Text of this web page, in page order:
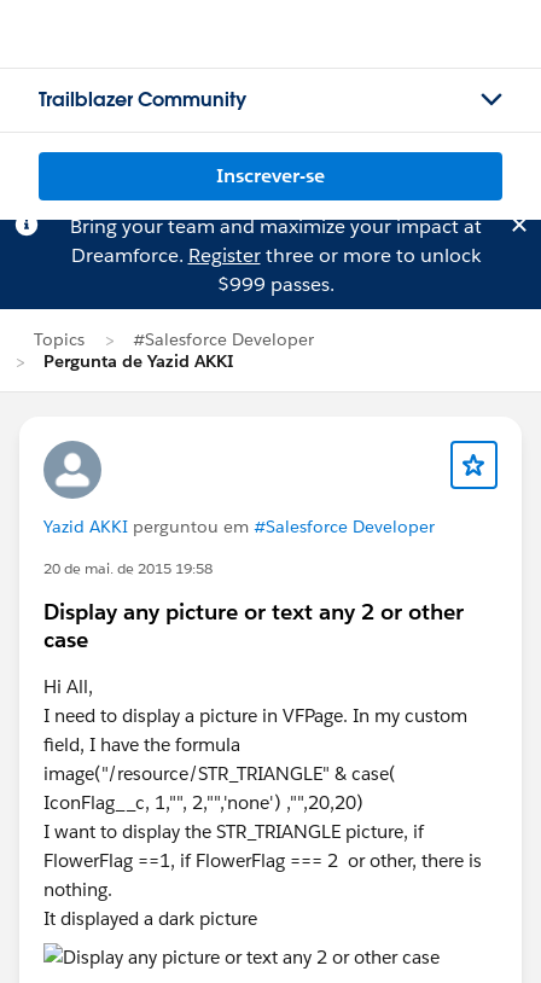
Trailblazer Community
Inscrever-se
Bring your team and maximize your impact at
Dreamforce. Registerthree or more to unlock
$999 passes.
Topics
#Salesforce Developer
Pergunta de Yazid AKKI
Yazid AKKI perguntou em #Salesforce Developer
20 de mai. de 2015 19:58
Display any picture or text any 2 or other
case
Hi All,
I need to display a picture in VFPage. In my custom
field, I have the formula
image("/resource/STR_TRIANGLE" & case(
IconFlag__c, 1,"", 2,"",'none') ,"",20,20)
I want to display the STR_TRIANGLE picture, if
FlowerFlag ==1, if FlowerFlag === 2 or other, there is
nothing.
It displayed a dark picture